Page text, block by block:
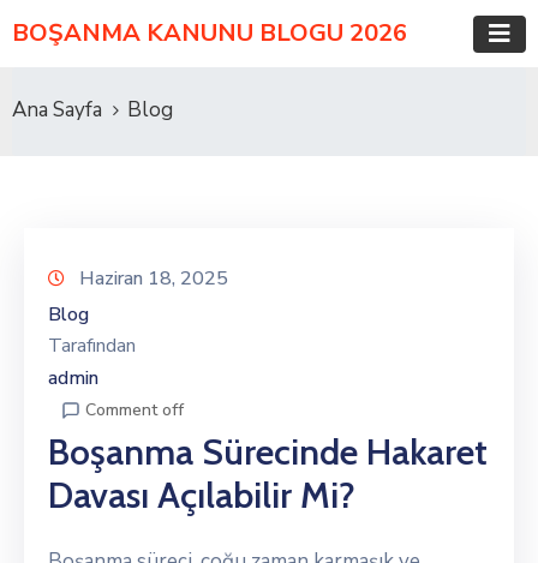
BOŞANMA KANUNU BLOGU 2026
Ana Sayfa Blog
Haziran 18, 2025
Blog
Tarafından
admin
Comment off
Boşanma Sürecinde Hakaret
Davası Açılabilir Mi?